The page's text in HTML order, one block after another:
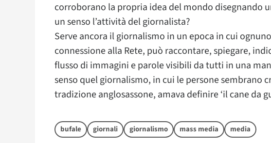
corroborano la propria idea del mondo disegnando
un senso l’attività del giornalista?
Serve ancora il giornalismo in un epoca in cui
connessione alla Rete, può raccontare, spiegare,
flusso di immagini e parole visibili da tutti in una
senso quel giornalismo, in cui le persone sembrano
tradizione anglosassone, amava definire ‘il cane da
bufale giornali giornalismo mass media media